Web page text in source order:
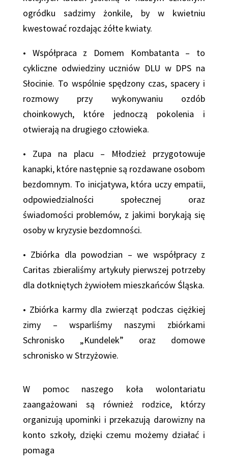
ogródku sadzimy żonkile, by w kwietniu
kwestować rozdając żółte kwiaty.
• Współpraca z Domem Kombatanta – to
cykliczne odwiedziny uczniów DLU w DPS na
Słocinie. To wspólnie spędzony czas, spacery i
rozmowy przy wykonywaniu ozdób
choinkowych, które jednoczą pokolenia i
otwierają na drugiego człowieka.
• Zupa na placu – Młodzież przygotowuje
kanapki, które następnie są rozdawane osobom
bezdomnym. To inicjatywa, która uczy empatii,
odpowiedzialności społecznej oraz
świadomości problemów, z jakimi borykają się
osoby w kryzysie bezdomności.
• Zbiórka dla powodzian – we współpracy z
Caritas zbieraliśmy artykuły pierwszej potrzeby
dla dotkniętych żywiołem mieszkańców Śląska.
• Zbiórka karmy dla zwierząt podczas ciężkiej
zimy – wsparliśmy naszymi zbiórkami
Schronisko „Kundelek” oraz domowe
schronisko w Strzyżowie.
W pomoc naszego koła wolontariatu
zaangażowani są również rodzice, którzy
organizują upominki i przekazują darowizny na
konto szkoły, dzięki czemu możemy działać i
pomaga